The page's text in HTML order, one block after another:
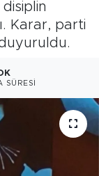
Karar, parti
SÜRESI